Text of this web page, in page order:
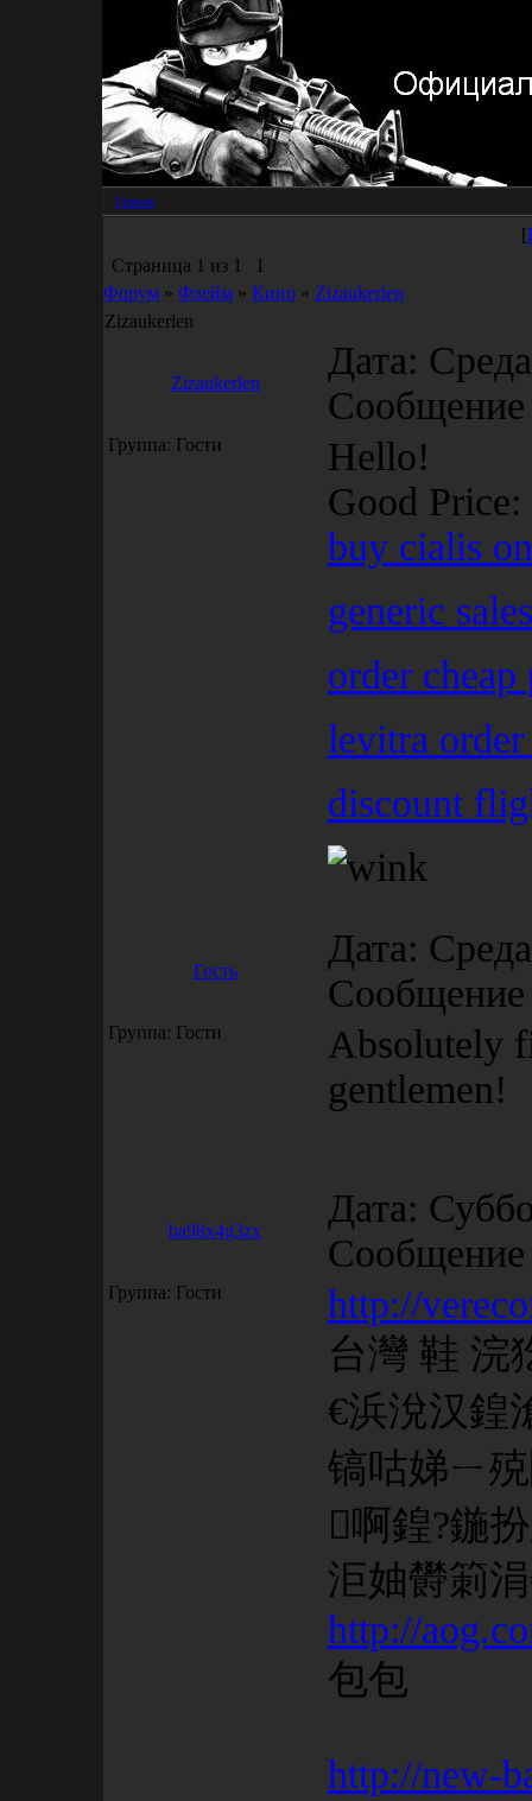
Главная
[
Страница 1 из 1
1
Форум » Флейм » Кино » Zizaukerlen
Zizaukerlen
Zizaukerlen
Дата:
Группа: Гости
Hello!
Good Price:
buy cialis
generic
order cheap
levitra
discount
Гость
Дата:
Группа: Гости
Absolutely
gentlemen!
ba98x4g3zx
Дата:
Группа: Гости
http://
台灣 鞋 浣
€浜涗汉鍠
镐咕娣ㄧ
啊鍠?鍦
洰妯欎箣
http://
包包
http://new-